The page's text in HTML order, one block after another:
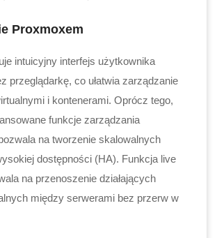
Proxmoxem
intuicyjny interfejs użytkownika
przeglądarkę, co ułatwia zarządzanie
i kontenerami. Oprócz tego,
funkcje zarządzania
na tworzenie skalowalnych
dostępności (HA). Funkcja live
na przenoszenie działających
między serwerami bez przerw w